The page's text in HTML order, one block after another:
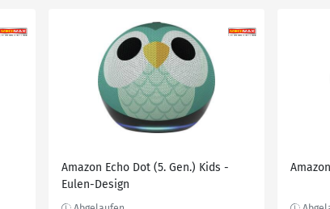
Amazon Echo Dot (5. Gen.) Kids -
Eulen-Design